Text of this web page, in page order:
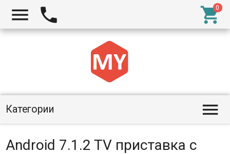
  
Категории 
Android 7.1.2 TV приставка с